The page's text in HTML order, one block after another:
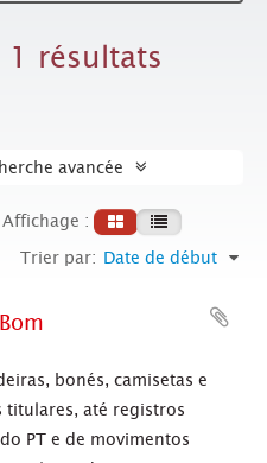
résultats
avancée
Affichage :
Trier par: Date de début
bonés, camisetas e
titulares, até registros
PT e de movimentos